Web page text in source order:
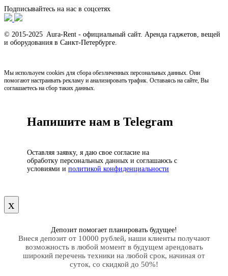
Подписывайтесь на нас в соцсетях
© 2015-2025 Aura-Rent - официальный сайт. Аренда гаджетов, вещей
и оборудования в Санкт-Петербурге.
Мы используем cookies для сбора обезличенных персональных данных. Они
помогают настраивать рекламу и анализировать трафик. Оставаясь на сайте, Вы
соглашаетесь на сбор таких данных.
Напишите нам в Telegram
Оставляя заявку, я даю свое согласие на
обработку персональных данных и соглашаюсь с
условиями и политикой конфиденциальности
х
Депозит помогает планировать будущее!
Внеся депозит от 10000 рублей, наши клиенты получают
возможность в любой момент в будущем арендовать
широкий перечень техники на любой срок, начиная от
суток, со скидкой до 50%!